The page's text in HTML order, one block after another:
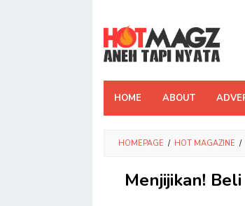
content
HOME ABOUT
HOMEPAGE / HOT MAGAZINE /
Menjijikan!